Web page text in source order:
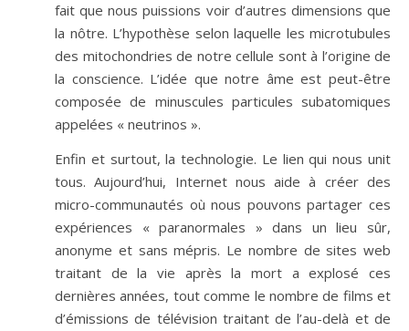
fait que nous puissions voir d’autres dimensions que
la nôtre. L’hypothèse selon laquelle les microtubules
des mitochondries de notre cellule sont à l’origine de
la conscience. L’idée que notre âme est peut-être
composée de minuscules particules subatomiques
appelées « neutrinos ».
Enfin et surtout, la technologie. Le lien qui nous unit
tous. Aujourd’hui, Internet nous aide à créer des
micro-communautés où nous pouvons partager ces
expériences « paranormales » dans un lieu sûr,
anonyme et sans mépris. Le nombre de sites web
traitant de la vie après la mort a explosé ces
dernières années, tout comme le nombre de films et
d’émissions de télévision traitant de l’au-delà et de